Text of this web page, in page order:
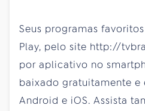
Seus programas
Play, pelo site http://
por aplicativo no
baixado gratuitamente e
Android e iOS. Assista